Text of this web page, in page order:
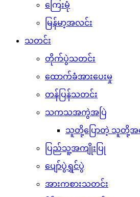
ကြေးမုံ
မြန်မာ့အလင်း
သတင်း
တိုက်ပွဲသတင်း
ထောက်ခံအားပေးမှု
တန်ပြန်သတင်း
သကသအကွဲအပြဲ
သူတို့ပြောတဲ့ သူတို့အက
ပြည်သူ့အကျိုးပြု
ပျော်ပွဲရွှင်ပွဲ
အားကစားသတင်း